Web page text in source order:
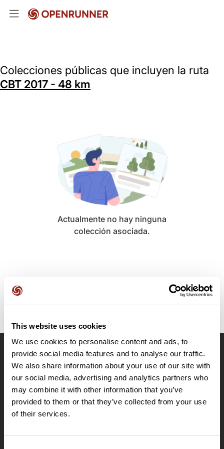
This website uses cookies
We use cookies to personalise content and ads, to
provide social media features and to analyse our traffic.
We also share information about your use of our site with
our social media, advertising and analytics partners who
may combine it with other information that you’ve
provided to them or that they’ve collected from your use
of their services.
Colecciones públicas que incluyen la ruta
CBT 2017 - 48 km
Actualmente no hay ninguna
colección asociada.
OpenRunner
Equipo
Empleo
A proposito
Contacto